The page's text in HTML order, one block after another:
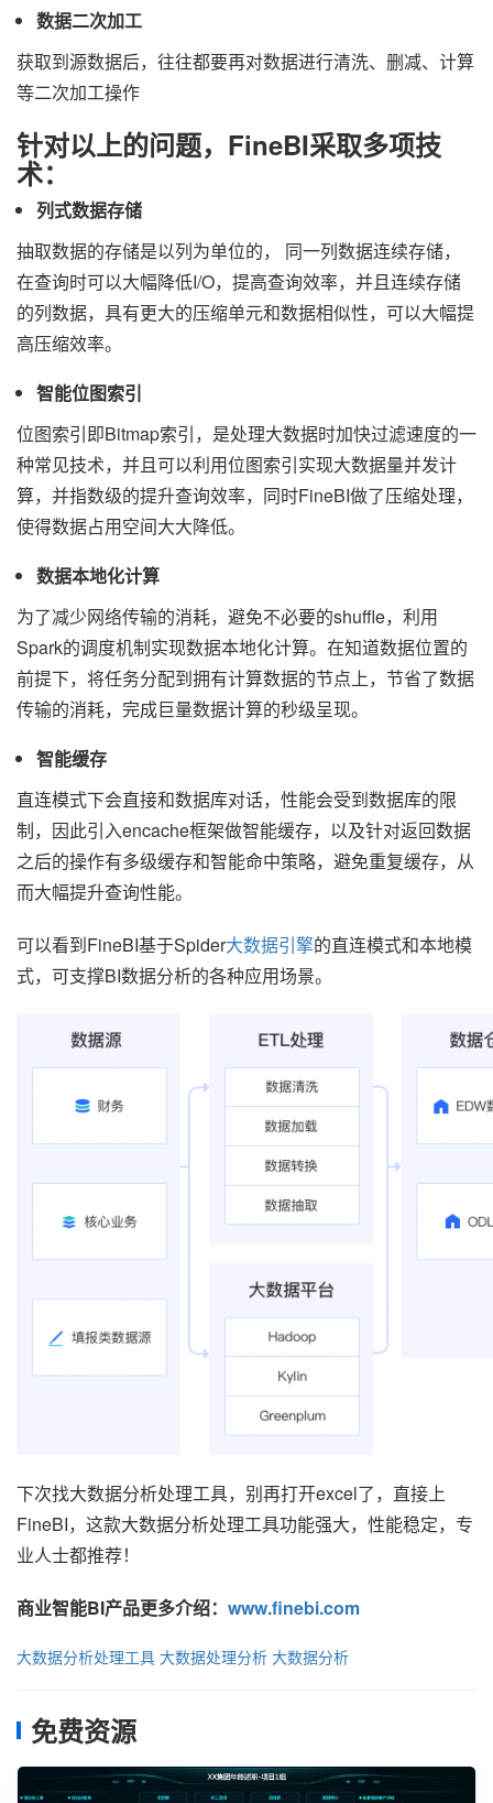
数据二次加工
获取到源数据后，往往都要再对数据进行清洗、删减、计算
等二次加工操作
针对以上的问题，FineBI采取多项技
术：
列式数据存储
抽取数据的存储是以列为单位的， 同一列数据连续存储，
在查询时可以大幅降低I/O，提高查询效率，并且连续存储
的列数据，具有更大的压缩单元和数据相似性，可以大幅提
高压缩效率。
智能位图索引
位图索引即Bitmap索引，是处理大数据时加快过滤速度的一
种常见技术，并且可以利用位图索引实现大数据量并发计
算，并指数级的提升查询效率，同时FineBI做了压缩处理，
使得数据占用空间大大降低。
数据本地化计算
为了减少网络传输的消耗，避免不必要的shuffle，利用
Spark的调度机制实现数据本地化计算。在知道数据位置的
前提下，将任务分配到拥有计算数据的节点上，节省了数据
传输的消耗，完成巨量数据计算的秒级呈现。
智能缓存
直连模式下会直接和数据库对话，性能会受到数据库的限
制，因此引入encache框架做智能缓存，以及针对返回数据
之后的操作有多级缓存和智能命中策略，避免重复缓存，从
而大幅提升查询性能。
可以看到FineBI基于Spider大数据引擎的直连模式和本地模
式，可支撑BI数据分析的各种应用场景。
下次找大数据分析处理工具，别再打开excel了，直接上
FineBI，这款大数据分析处理工具功能强大，性能稳定，专
业人士都推荐！
商业智能BI产品更多介绍： www.finebi.com
大数据分析处理工具 大数据处理分析 大数据分析
免费资源